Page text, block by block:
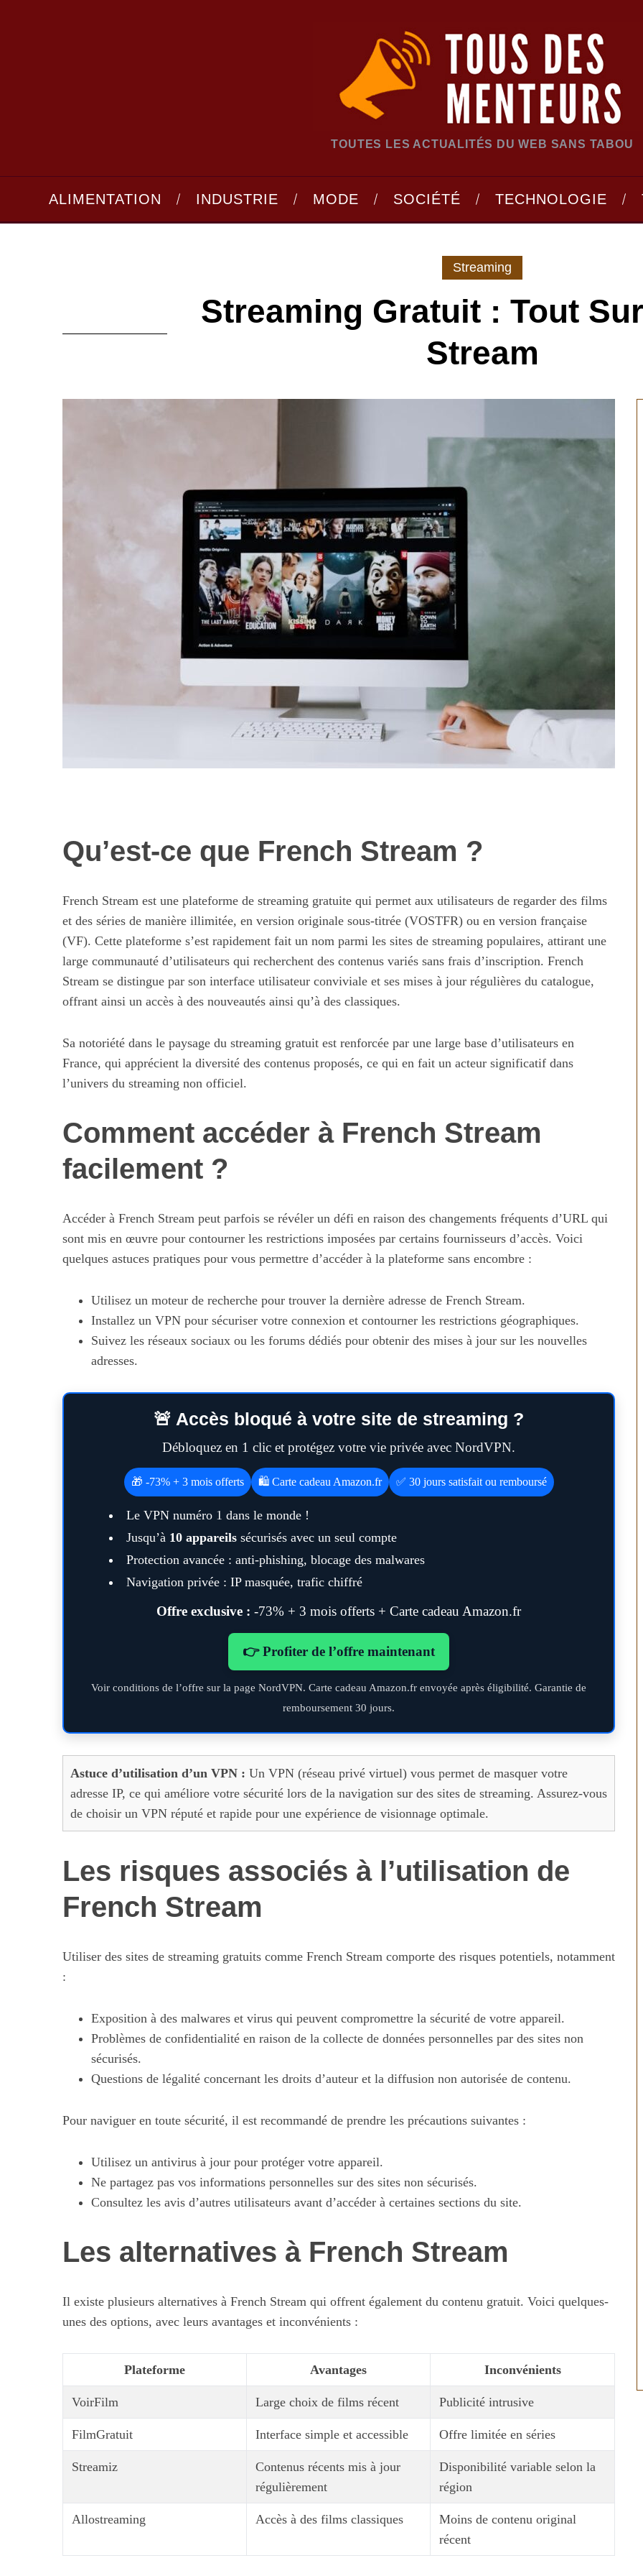
TOUTES LES ACTUALITÉS DU WEB SANS TABOU
ALIMENTATION INDUSTRIE MODE SOCIÉTÉ TECHNOLOGIE
Streaming
Streaming Gratuit : Tout
Stream
Qu’est-ce que French Stream ?
French Stream est une plateforme de streaming gratuite qui permet aux utilisateurs de regarder des films
et des séries de manière illimitée, en version originale sous-titrée (VOSTFR) ou en version française
(VF). Cette plateforme s’est rapidement fait un nom parmi les sites de streaming populaires, attirant une
large communauté d’utilisateurs qui recherchent des contenus variés sans frais d’inscription. French
Stream se distingue par son interface utilisateur conviviale et ses mises à jour régulières du catalogue,
offrant ainsi un accès à des nouveautés ainsi qu’à des classiques.
Sa notoriété dans le paysage du streaming gratuit est renforcée par une large base d’utilisateurs en
France, qui apprécient la diversité des contenus proposés, ce qui en fait un acteur significatif dans
l’univers du streaming non officiel.
Comment accéder à French Stream
facilement ?
Accéder à French Stream peut parfois se révéler un défi en raison des changements fréquents d’URL qui
sont mis en œuvre pour contourner les restrictions imposées par certains fournisseurs d’accès. Voici
quelques astuces pratiques pour vous permettre d’accéder à la plateforme sans encombre :
Utilisez un moteur de recherche pour trouver la dernière adresse de French Stream.
Installez un VPN pour sécuriser votre connexion et contourner les restrictions géographiques.
Suivez les réseaux sociaux ou les forums dédiés pour obtenir des mises à jour sur les nouvelles
adresses.
🚨 Accès bloqué à votre site de streaming ?
Débloquez en 1 clic et protégez votre vie privée avec NordVPN.
🎁 -73% + 3 mois offerts 🛍️ Carte cadeau Amazon.fr ✅ 30 jours satisfait ou remboursé
Le VPN numéro 1 dans le monde !
Jusqu’à 10 appareils sécurisés avec un seul compte
Protection avancée : anti-phishing, blocage des malwares
Navigation privée : IP masquée, trafic chiffré
Offre exclusive : -73% + 3 mois offerts + Carte cadeau Amazon.fr
👉 Profiter de l’offre maintenant
Voir conditions de l’offre sur la page NordVPN. Carte cadeau Amazon.fr envoyée après éligibilité. Garantie de
remboursement 30 jours.
Astuce d’utilisation d’un VPN : Un VPN (réseau privé virtuel) vous permet de masquer votre
adresse IP, ce qui améliore votre sécurité lors de la navigation sur des sites de streaming. Assurez-vous
de choisir un VPN réputé et rapide pour une expérience de visionnage optimale.
Les risques associés à l’utilisation de
French Stream
Utiliser des sites de streaming gratuits comme French Stream comporte des risques potentiels, notamment
:
Exposition à des malwares et virus qui peuvent compromettre la sécurité de votre appareil.
Problèmes de confidentialité en raison de la collecte de données personnelles par des sites non
sécurisés.
Questions de légalité concernant les droits d’auteur et la diffusion non autorisée de contenu.
Pour naviguer en toute sécurité, il est recommandé de prendre les précautions suivantes :
Utilisez un antivirus à jour pour protéger votre appareil.
Ne partagez pas vos informations personnelles sur des sites non sécurisés.
Consultez les avis d’autres utilisateurs avant d’accéder à certaines sections du site.
Les alternatives à French Stream
Il existe plusieurs alternatives à French Stream qui offrent également du contenu gratuit. Voici quelques-
unes des options, avec leurs avantages et inconvénients :
Plateforme Avantages Inconvénients
VoirFilm Large choix de films récent Publicité intrusive
FilmGratuit Interface simple et accessible Offre limitée en séries
Streamiz
Contenus récents mis à jour
régulièrement
Disponibilité variable selon la
région
Allostreaming Accès à des films classiques
Moins de contenu original
récent
Les nouvelles technologies
Aliments ultra-transformés
Maximiser son temps au
quotidien
Transporter ses repas et ses
courses quand il fait chaud
a